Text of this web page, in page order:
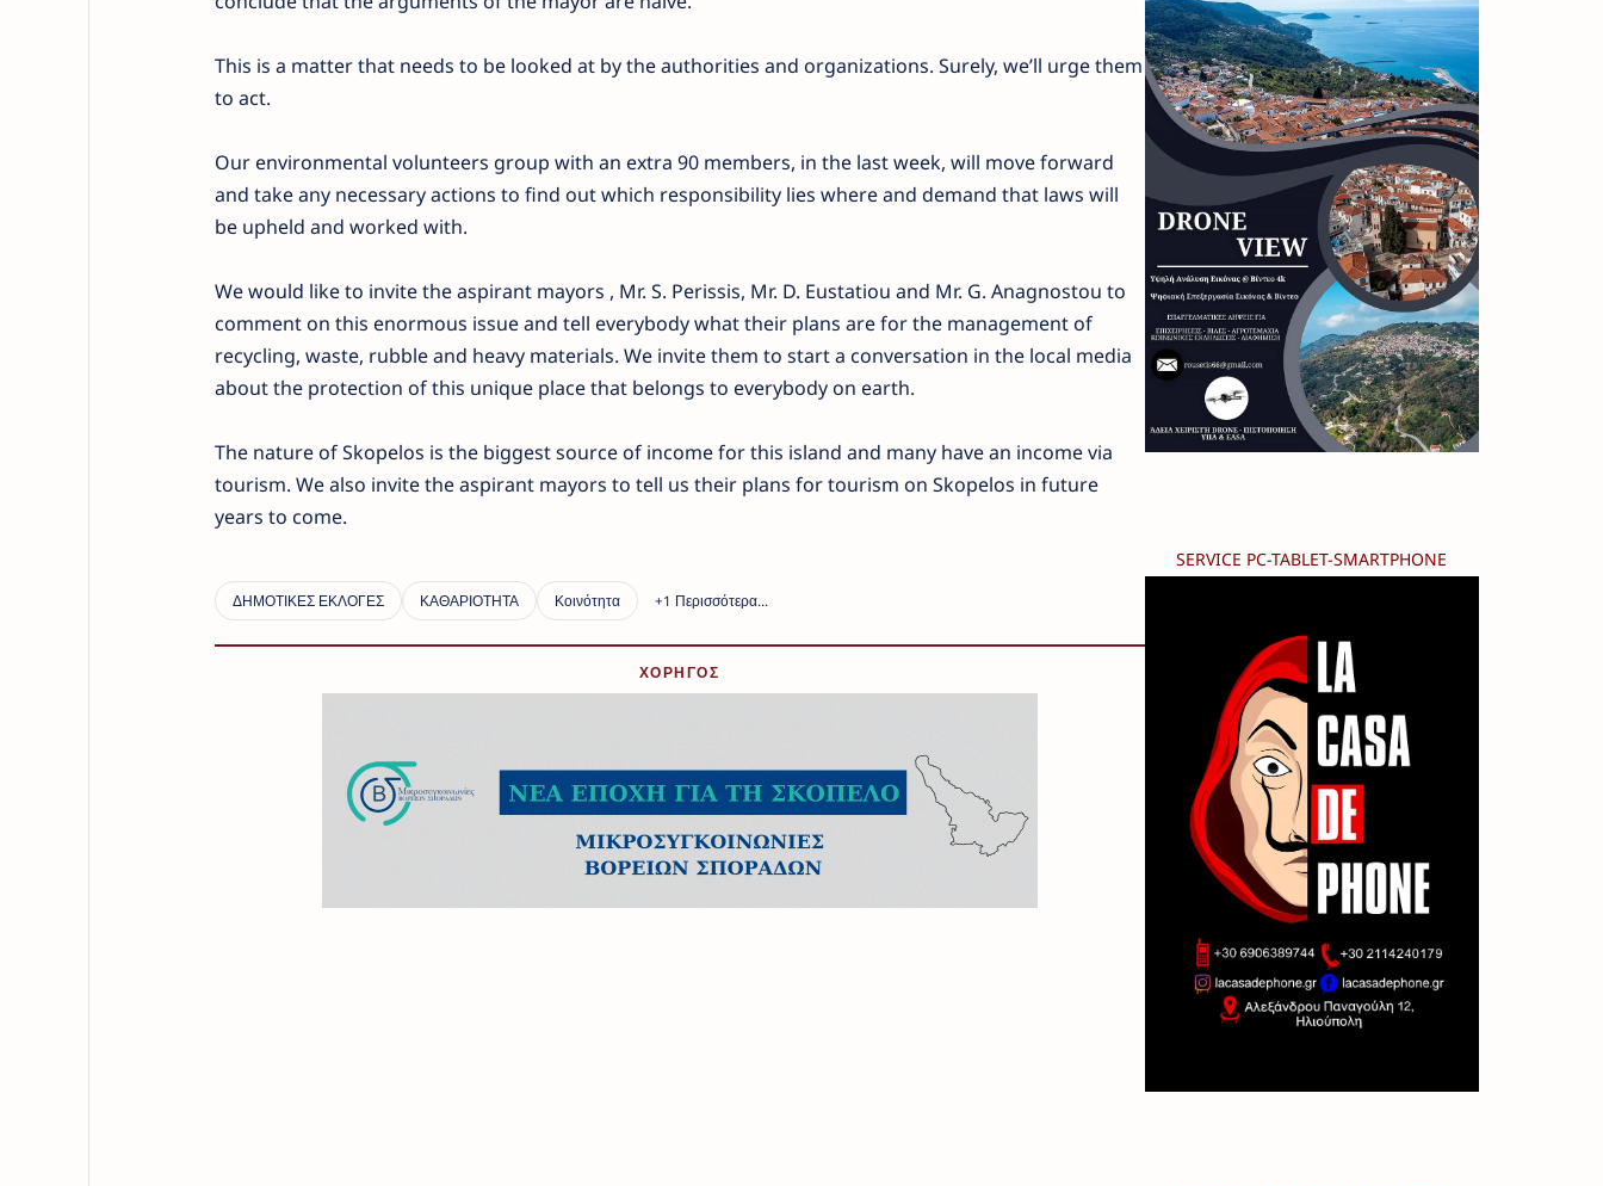
This is a matter that needs to be looked at by the authorities and organizations. Surely, we’ll urge them
to act.
Our environmental volunteers group with an extra 90 members, in the last week, will move forward
and take any necessary actions to find out which responsibility lies where and demand that laws will
be upheld and worked with.
We would like to invite the aspirant mayors , Mr. S. Perissis, Mr. D. Eustatiou and Mr. G. Anagnostou to
comment on this enormous issue and tell everybody what their plans are for the management of
recycling, waste, rubble and heavy materials. We invite them to start a conversation in the local media
about the protection of this unique place that belongs to everybody on earth.
The nature of Skopelos is the biggest source of income for this island and many have an income via
tourism. We also invite the aspirant mayors to tell us their plans for tourism on Skopelos in future
years to come.
ΧΟΡΗΓΟΣ
SERVICE PC-TABLET-SMARTPHONE